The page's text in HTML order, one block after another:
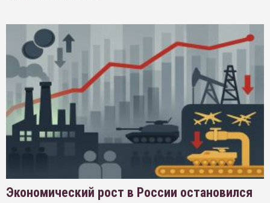
Экономический рост в России остановился